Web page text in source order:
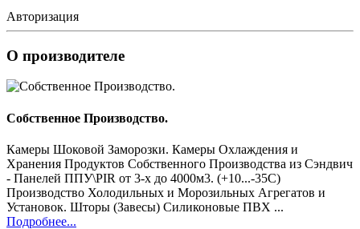
Авторизация
О производителе
Собственное Производство.
Камеры Шоковой Заморозки. Камеры Охлаждения и
Хранения Продуктов Собственного Производства из Сэндвич
- Панелей ППУ\PIR от 3-х до 4000м3. (+10...-35С)
Производство Холодильных и Морозильных Агрегатов и
Установок. Шторы (Завесы) Силиконовые ПВХ ...
Подробнее...